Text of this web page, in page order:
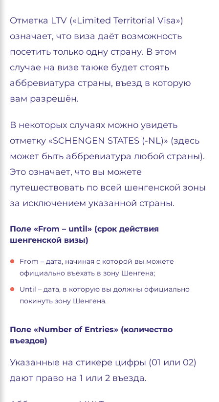
Отметка LTV («Limited Territorial Visa»)
означает, что виза даёт возможность
посетить только одну страну. В этом
случае на визе также будет стоять
аббревиатура страны, въезд в которую
вам разрешён.
В некоторых случаях можно увидеть
отметку «SCHENGEN STATES (-NL)» (здесь
может быть аббревиатура любой страны).
Это означает, что вы можете
путешествовать по всей шенгенской зоны
за исключением указанной страны.
Поле «From – until» (срок действия
шенгенской визы)
From – дата, начиная с которой вы можете
официально въехать в зону Шенгена;
Until – дата, в которую вы должны официально
покинуть зону Шенгена.
Поле «Number of Entries» (количество
въездов)
Указанные на стикере цифры (01 или 02)
дают право на 1 или 2 въезда.